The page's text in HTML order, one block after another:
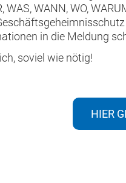
WAS, WANN, WO,
in die Meldung
soviel wie nötig!
HIER